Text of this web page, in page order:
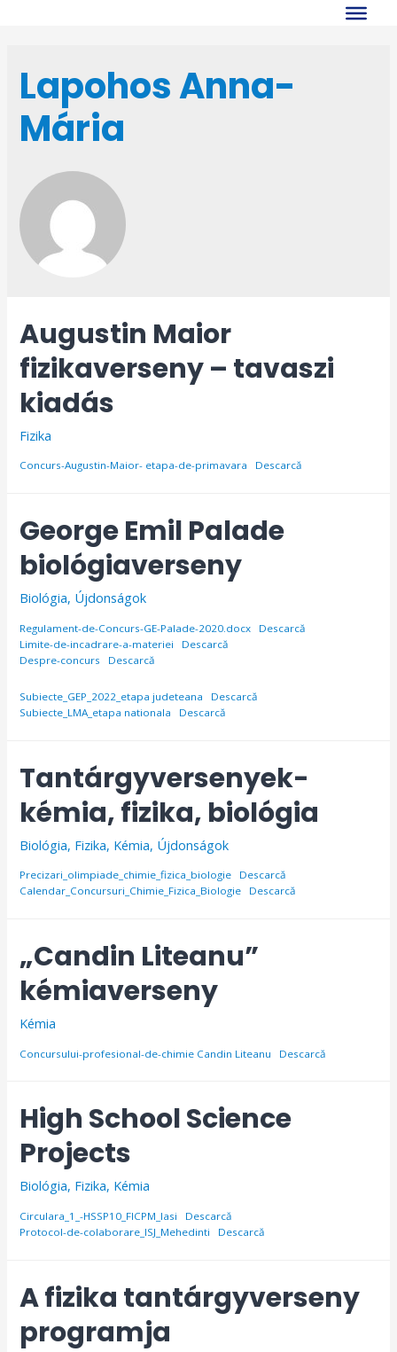
Lapohos Anna-
Mária
Augustin Maior
fizikaverseny – tavaszi
kiadás
Fizika
Concurs-Augustin-Maior- etapa-de-primavara Descarcă
George Emil Palade
biológiaverseny
Biológia, Újdonságok
Regulament-de-Concurs-GE-Palade-2020.docx
Descarcă
Limite-de-incadrare-a-materiei
Descarcă
Despre-concurs
Descarcă
Subiecte_GEP_2022_etapa judeteana
Descarcă
Subiecte_LMA_etapa nationala
Descarcă
Tantárgyversenyek-
kémia, fizika, biológia
Biológia, Fizika, Kémia, Újdonságok
Precizari_olimpiade_chimie_fizica_biologie
Descarcă
Calendar_Concursuri_Chimie_Fizica_Biologie
Descarcă
„Candin Liteanu”
kémiaverseny
Kémia
Concursului-profesional-de-chimie Candin Liteanu Descarcă
High School Science
Projects
Biológia, Fizika, Kémia
Circulara_1_-HSSP10_FICPM_Iasi
Descarcă
Protocol-de-colaborare_ISJ_Mehedinti
Descarcă
A fizika tantárgyverseny
programja